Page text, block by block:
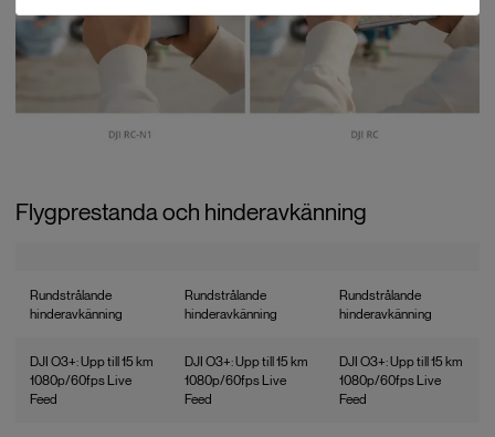
Flygprestanda och hinderavkänning
Rundstrålande
hinderavkänning
Rundstrålande
hinderavkänning
Rundstrålande
hinderavkänning
DJI O3+: Upp till 15 km
1080p/60fps Live
Feed
DJI O3+: Upp till 15 km
1080p/60fps Live
Feed
DJI O3+: Upp till 15 km
1080p/60fps Live
Feed